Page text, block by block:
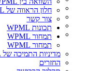
חלון הראווה של WPML
צור קשר
תכונות WPML
תמחור WPML
תמחור WPML
מדיניות התמיכה של WPML
החזרים